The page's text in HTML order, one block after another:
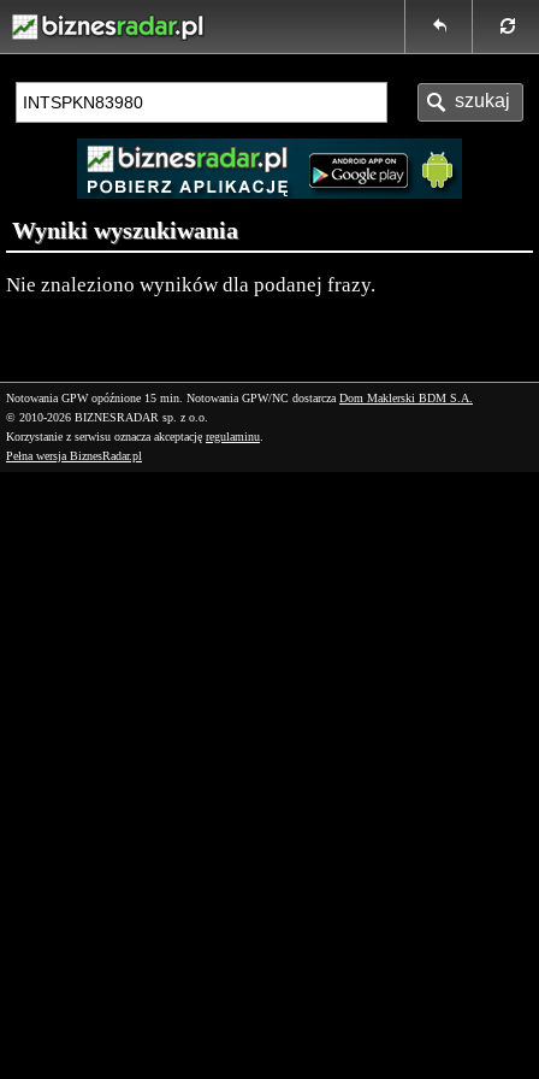
Wyniki wyszukiwania
Nie znaleziono wyników dla podanej frazy.
Notowania GPW opóźnione 15 min. Notowania GPW/NC dostarcza Dom Maklerski BDM S.A.
© 2010-2026 BIZNESRADAR sp. z o.o.
Korzystanie z serwisu oznacza akceptację regulaminu
Pełna wersja BiznesRadar.pl